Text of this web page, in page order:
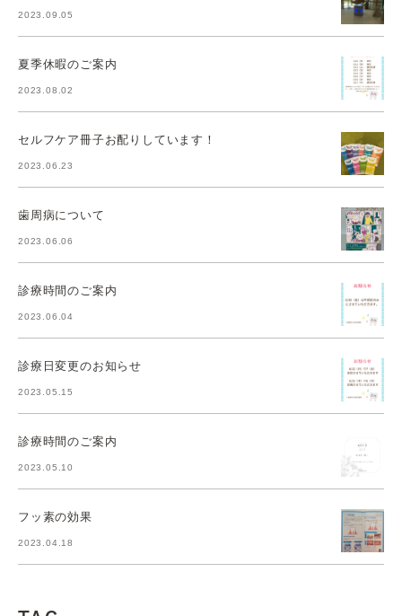
2023.09.05
夏季休暇のご案内
2023.08.02
セルフケア冊子お配りしています！
2023.06.23
歯周病について
2023.06.06
診療時間のご案内
2023.06.04
診療日変更のお知らせ
2023.05.15
診療時間のご案内
2023.05.10
フッ素の効果
2023.04.18